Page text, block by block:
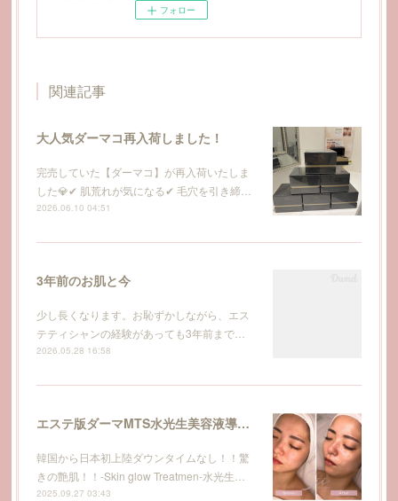
フォロー
関連記事
大人気ダーマコ再入荷しました！
完売していた【ダーマコ】が再入荷いたしま
した💎✔ 肌荒れが気になる✔ 毛穴を引き締…
2026.06.10 04:51
3年前のお肌と今
少し長くなります。お恥ずかしながら、エス
テティシャンの経験があっても3年前まで…
2026.05.28 16:58
エステ版ダーマMTS水光生美容液導入トリートメント
韓国から日本初上陸ダウンタイムなし！！驚
きの艶肌！！-Skin glow Treatmen-水光生…
2025.09.27 03:43